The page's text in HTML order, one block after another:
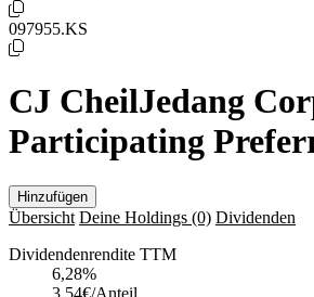
097955.KS
CJ CheilJedang
Participating
Hinzufügen
Übersicht Deine Holdings (0) Dividenden
Dividendenrendite TTM
6,28%
3,54€/Anteil